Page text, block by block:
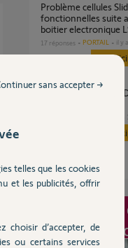
Problème cellules Slidymoove 600 non
fonctionnelles suite
boitier electronique
17 réponses PORTAIL il
il y
à mon
telles que les cookies
et les publicités, offrir
d’accepter, de
ou certains services
sans accepter →